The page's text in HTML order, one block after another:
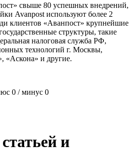
свыше 80 успешных внедрений,
Avanpost используют более 2
клиентов «Аванпост» крупнейшие
структуры, такие
налоговая служба РФ,
технологий г. Москвы,
и другие.
0 / минус 0
и